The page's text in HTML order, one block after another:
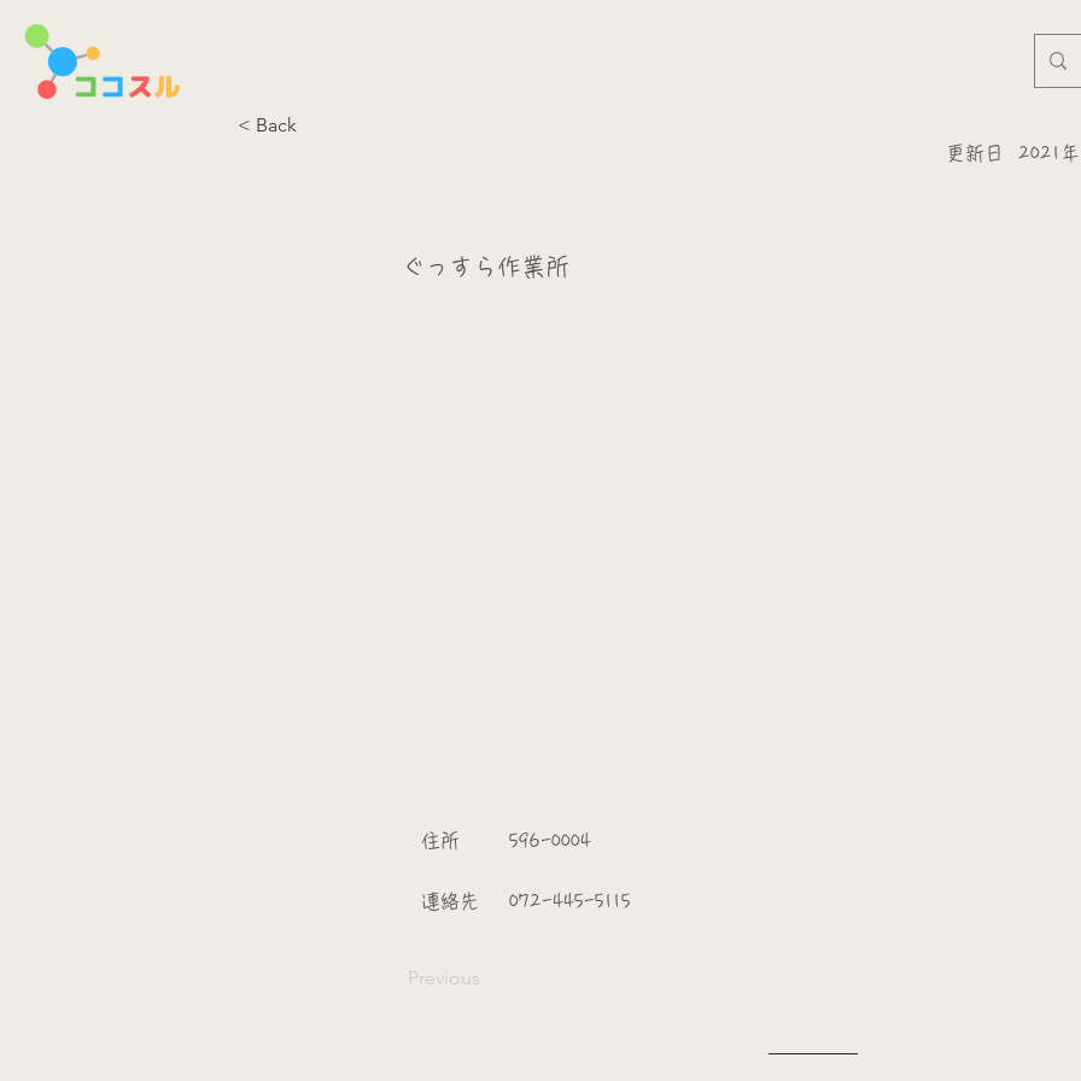
< Back
更新日 2021
ぐっすら作業所
​​住所 596-0004
​連絡先 072-445-5115
Previous